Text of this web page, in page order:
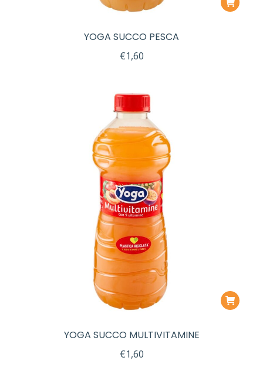
YOGA SUCCO PESCA
€1,60
YOGA SUCCO MULTIVITAMINE
€1,60